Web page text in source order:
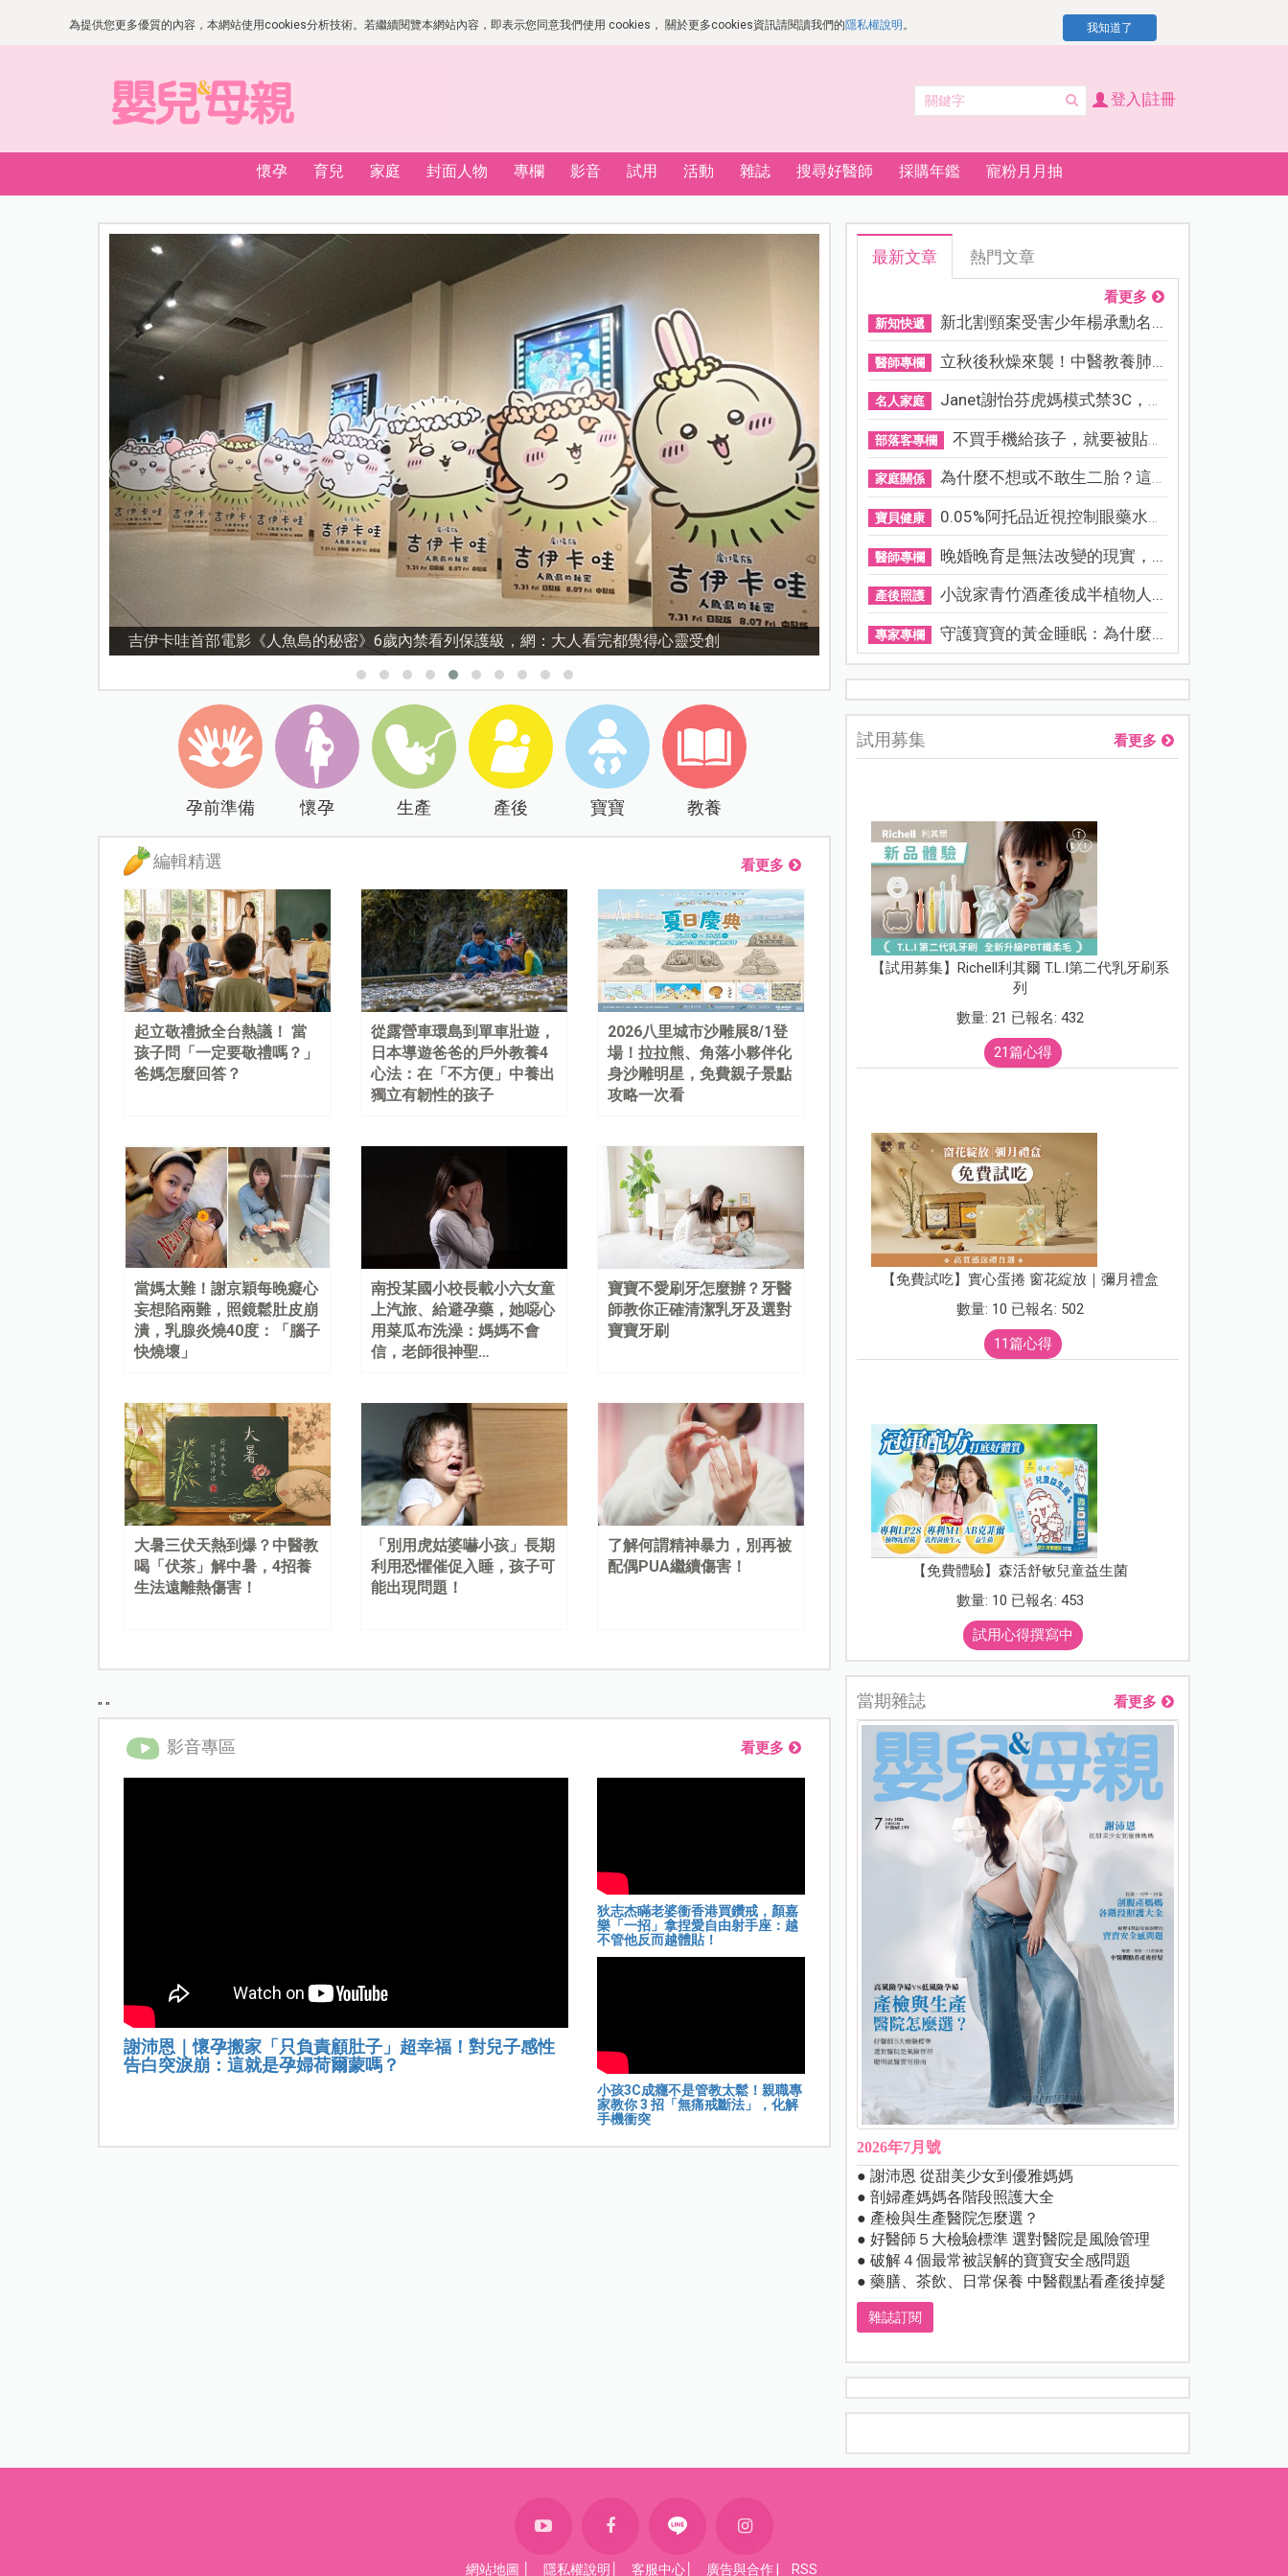
為提供您更多優質的內容，本網站使用cookies分析技術。若繼續閱覽本網站內容，即表示您同意我們使用 cookies， 關於更多cookies資訊請閱讀我們的隱私權說明 。 我知道了
登入|註冊
懷孕 育兒 家庭 封面人物 專欄 影音 試用 活動 雜誌 搜尋好醫師 採購年鑑 寵粉月月抽
資優教育15問！師鐸獎名師陳宥妤：資優教育的核心，不是成績而是讀懂孩子的心理準備度 熊本強震讓台灣人也揪心！無印良品店員發枕頭護頭、陪伴撤離
孕前準備 懷孕 生產 產後 寶寶 教養
編輯精選 看更多
起立敬禮掀全台熱議！ 當
孩子問「一定要敬禮嗎？」
爸媽怎麼回答？
從露營車環島到單車壯遊，
日本導遊爸爸的戶外教養4
心法：在「不方便」中養出
獨立有韌性的孩子
2026八里城市沙雕展8/1登
場！拉拉熊、角落小夥伴化
身沙雕明星，免費親子景點
攻略一次看
當媽太難！謝京穎每晚癡心
妄想陷兩難，照鏡鬆肚皮崩
潰，乳腺炎燒40度：「腦子
快燒壞」
南投某國小校長載小六女童
上汽旅、給避孕藥，她噁心
用菜瓜布洗澡：媽媽不會
信，老師很神聖…
寶寶不愛刷牙怎麼辦？牙醫
師教你正確清潔乳牙及選對
寶寶牙刷
大暑三伏天熱到爆？中醫教
喝「伏茶」解中暑，4招養
生法遠離熱傷害！
「別用虎姑婆嚇小孩」長期
利用恐懼催促入睡，孩子可
能出現問題！
了解何謂精神暴力，別再被
配偶PUA繼續傷害！
" "
影音專區 看更多
謝沛恩｜懷孕搬家「只負責顧肚子」超幸福！對兒子感性
告白突淚崩：這就是孕婦荷爾蒙嗎？
狄志杰瞞老婆衝香港買鑽戒，顏嘉
樂「一招」拿捏愛自由射手座：越
不管他反而越體貼！
小孩3C成癮不是管教太鬆！親職專
家教你 3 招「無痛戒斷法」，化解
手機衝突
最新文章 熱門文章
看更多
新知快遞 新北割頸案受害少年楊承勳名...
醫師專欄 立秋後秋燥來襲！中醫教養肺...
名人家庭 Janet謝怡芬虎媽模式禁3C，看...
部落客專欄 不買手機給孩子，就要被貼「...
家庭關係 為什麼不想或不敢生二胎？這8...
寶貝健康 0.05%阿托品近視控制眼藥水納...
醫師專欄 晚婚晚育是無法改變的現實，...
產後照護 小說家青竹酒產後成半植物人...
專家專欄 守護寶寶的黃金睡眠：為什麼...
試用募集 看更多
【試用募集】Richell利其爾 T.L.I第二代乳牙刷系
列
數量: 21 已報名: 432
21篇心得
【免費試吃】實心蛋捲 窗花綻放｜彌月禮盒
數量: 10 已報名: 502
11篇心得
【免費體驗】森活舒敏兒童益生菌
數量: 10 已報名: 453
試用心得撰寫中
當期雜誌 看更多
2026年7月號
● 謝沛恩 從甜美少女到優雅媽媽
● 剖婦產媽媽各階段照護大全
● 產檢與生產醫院怎麼選？
● 好醫師５大檢驗標準 選對醫院是風險管理
● 破解４個最常被誤解的寶寶安全感問題
● 藥膳、茶飲、日常保養 中醫觀點看產後掉髮
雜誌訂閱
網站地圖 隱私權說明 客服中心 廣告與合作 RSS